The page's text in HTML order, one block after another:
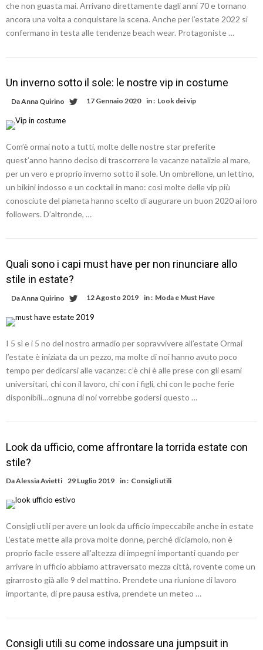
che non guasta mai. Arrivano direttamente dagli anni 70 e tornano
ancora una volta a conquistare la scena. Anche per l’estate 2022 si
confermano in testa alle tendenze beach wear. Protagoniste …
Un inverno sotto il sole: le nostre vip in costume
DaAnna Quirino 17 Gennaio 2020 in : Look dei vip
Com’è ormai noto a tutti, molte delle nostre star preferite
quest’anno hanno deciso di trascorrere le vacanze natalizie al mare,
per un vero e proprio inverno sotto il sole. Un ombrellone, un lettino,
un bikini indosso e un cocktail in mano: così molte delle vip più
conosciute del pianeta hanno scelto di augurare un buon 2020 ai loro
followers. D’altronde, …
Quali sono i capi must have per non rinunciare allo
stile in estate?
DaAnna Quirino 12 Agosto 2019 in : Moda e Must Have
I 5 sì e i 5 no del nostro armadio per sopravvivere all’estate Ormai
l’estate è iniziata da un pezzo, ma molte di noi hanno avuto poco
tempo per dedicarsi alle vacanze: c’è chi è alle prese con gli esami
universitari, chi con il lavoro, chi con i figli, chi con le poche ferie
disponibili…ognuna di noi vorrebbe godersi questo …
Look da ufficio, come affrontare la torrida estate con
stile?
DaAlessia Avietti 29 Luglio 2019 in : Consigli utili
Consigli utili per avere un look da ufficio impeccabile anche in estate
L’estate mette alla prova molte donne, perché diciamolo, non è
proprio facile essere all’altezza di impegni importanti quando per
arrivare in ufficio abbiamo attraversato mezza città, rovente come un
girarrosto già alle 9 del mattino. Prendete una riunione di lavoro
importante, di pre pausa estiva, prendete un meteo …
Consigli utili su come indossare una jumpsuit in